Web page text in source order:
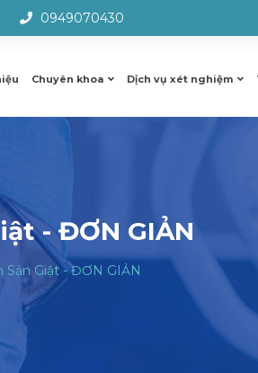
0949070430
Chuyên khoa Dịch vụ xét nghiệm
- ĐƠN GIẢN
Sản Giật - ĐƠN GIẢN